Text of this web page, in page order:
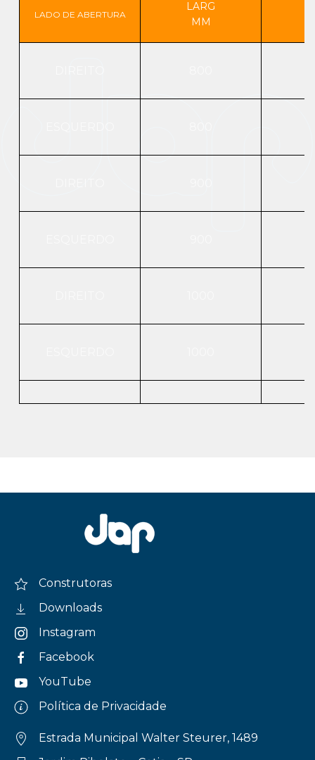
LADO DE ABERTURA
LARG
MM
Construtoras
Downloads
Instagram
Facebook
YouTube
Política de Privacidade
Estrada Municipal Walter Steurer, 1489